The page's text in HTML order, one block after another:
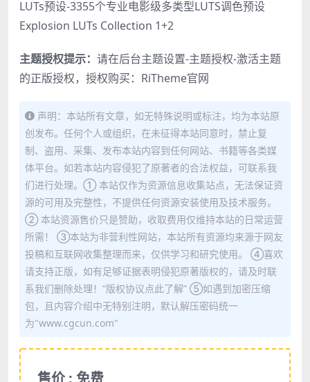
LUTs预设-3355个专业电影级多类型LUTS调色预设
Explosion LUTs Collection 1+2
主题授权提示： 请在后台主题设置-主题授权-激活主题
的正版授权，授权购买： RiTheme官网
声明：本站所有文章，如无特殊说明或标注，均为本站原
创发布。任何个人或组织，在未征得本站同意时，禁止复
制、盗用、采集、发布本站内容到任何网站、书籍等各类媒
体平台。如若本站内容侵犯了原著者的合法权益，可联系我
们进行处理。① 本站仅作为资源信息收集站点，无法保证资
源的可用及完整性，不提供任何资源安装使用及技术服务。
② 本站资源售价只是赞助，收取费用仅维持本站的日常运营
所需！ ③本站为非营利性网站，本站所有资源均来源于网友
投稿和互联网收集整理而来，仅供学习和研究使用。 ④喜欢
请支持正版，如有足够证据表明侵犯原著版权的，请及时联
系我们删除处理！“版权协议点此了解” ⑤如遇到加密压缩
包，且内容介绍中无特别注明，默认解压密码统一
为"www.cgcun.com"
售价 : 免费